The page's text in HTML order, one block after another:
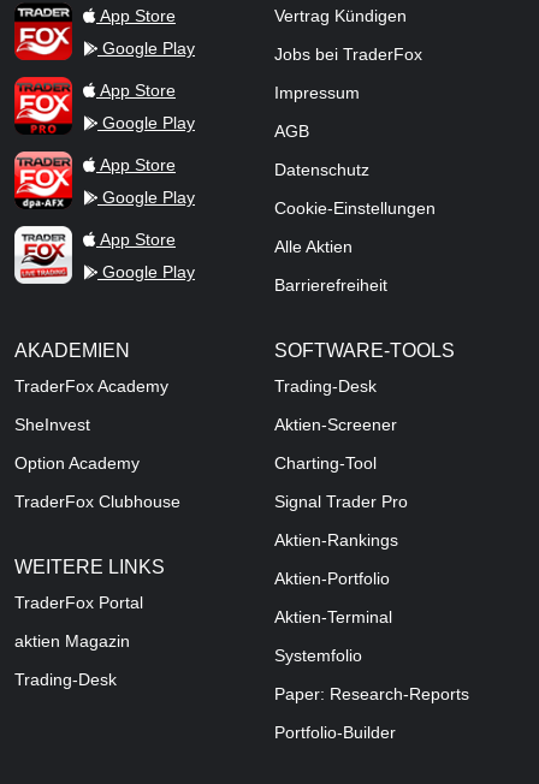
TraderFox AppApp Store
Google Play
TraderFox ProApp Store
Google Play
TraderFox dpa-AFX ProFeed
App Store
Google Play
TraderFox Live Trading
App Store
Google Play
Vertrag Kündigen
Jobs bei TraderFox
Impressum
AGB
Datenschutz
Cookie-Einstellungen
Alle Aktien
Barrierefreiheit
AKADEMIEN
TraderFox Academy
SheInvest
Option Academy
TraderFox Clubhouse
WEITERE LINKS
TraderFox Portal
aktien Magazin
Trading-Desk
SOFTWARE-TOOLS
Trading-Desk
Aktien-Screener
Charting-Tool
Signal Trader Pro
Aktien-Rankings
Aktien-Portfolio
Aktien-Terminal
Systemfolio
Paper: Research-Reports
Portfolio-Builder